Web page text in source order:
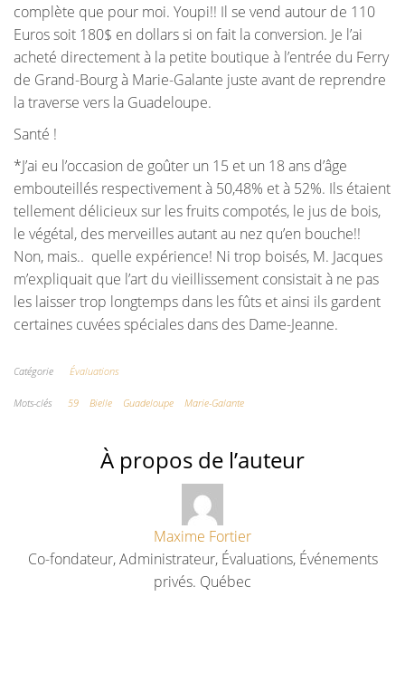
complète que pour moi. Youpi!! Il se vend autour de 110
Euros soit 180$ en dollars si on fait la conversion. Je l’ai
acheté directement à la petite boutique à l’entrée du Ferry
de Grand-Bourg à Marie-Galante juste avant de reprendre
la traverse vers la Guadeloupe.
Santé !
*J’ai eu l’occasion de goûter un 15 et un 18 ans d’âge
embouteillés respectivement à 50,48% et à 52%. Ils étaient
tellement délicieux sur les fruits compotés, le jus de bois,
le végétal, des merveilles autant au nez qu’en bouche!!
Non, mais.. quelle expérience! Ni trop boisés, M. Jacques
m’expliquait que l’art du vieillissement consistait à ne pas
les laisser trop longtemps dans les fûts et ainsi ils gardent
certaines cuvées spéciales dans des Dame-Jeanne.
Catégorie Évaluations
Mots-clés 59 Bielle Guadeloupe Marie-Galante
À propos de l’auteur
Maxime Fortier
Co-fondateur, Administrateur, Évaluations, Événements
privés. Québec